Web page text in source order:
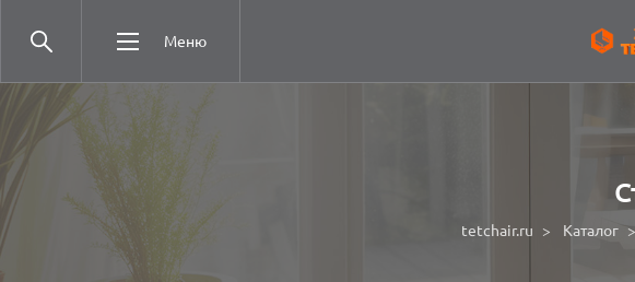
Меню
tetchair.ru Каталог